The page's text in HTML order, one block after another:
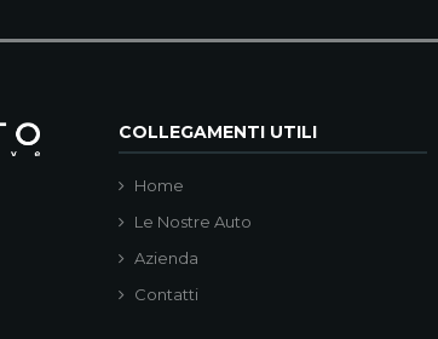
COLLEGAMENTI UTILI
Home
Le Nostre Auto
Azienda
Contatti